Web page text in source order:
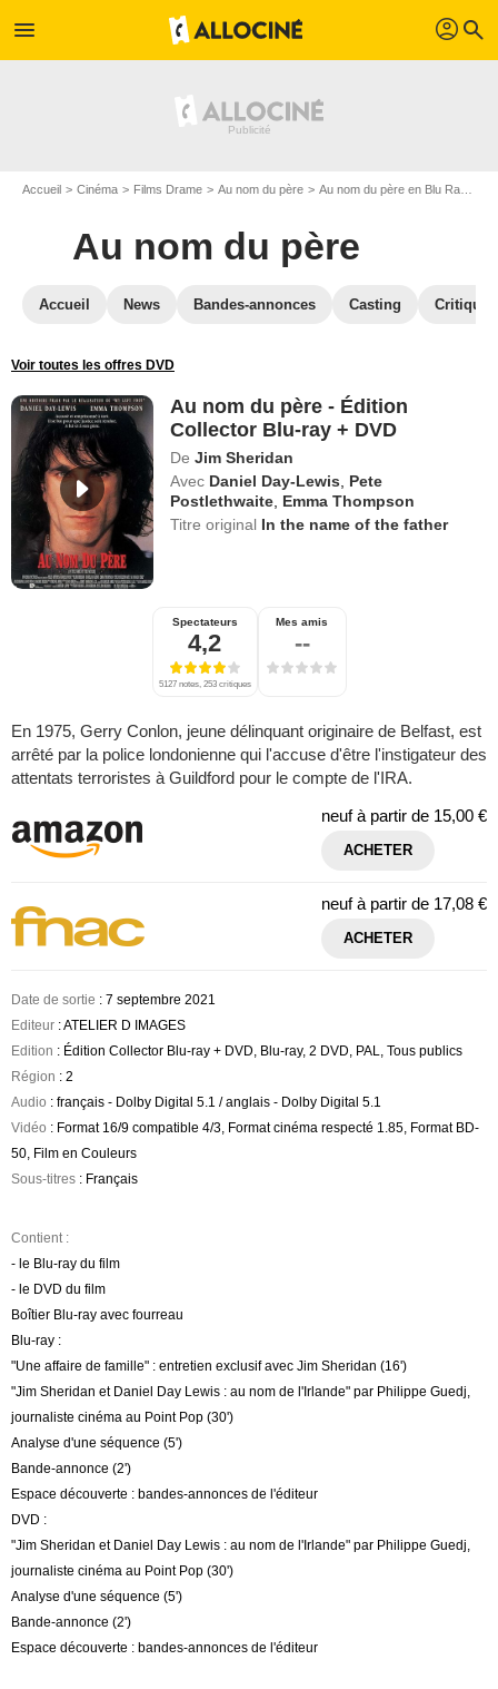
menu profil search
Accueil Cinéma Films Drame Au nom du père Au nom du père en Blu Ray
Au nom du père
Accueil News Bandes-annonces Casting
Voir toutes les offres DVD
Au nom du père - Édition
Collector Blu-ray + DVD
De Jim Sheridan
Avec Daniel Day-Lewis
Pete
Postlethwaite Emma Thompson
Titre original In the name of the father
Spectateurs
4,2
5127 notes, 253 critiques
Mes amis
--
En 1975, Gerry Conlon, jeune délinquant originaire de Belfast, est
arrêté par la police londonienne qui l'accuse d'être l'instigateur des
attentats terroristes à Guildford pour le compte de l'IRA.
neuf à partir de 15,00 €
ACHETER
neuf à partir de 17,08 €
ACHETER
Date de sortie : 7 septembre 2021
Editeur : ATELIER D IMAGES
Edition : Édition Collector Blu-ray + DVD, Blu-ray, 2 DVD, PAL, Tous publics
Région : 2
Audio : français - Dolby Digital 5.1 / anglais - Dolby Digital 5.1
Vidéo : Format 16/9 compatible 4/3, Format cinéma respecté 1.85, Format BD-
50, Film en Couleurs
Sous-titres : Français
Contient :
- le Blu-ray du film
- le DVD du film
Boîtier Blu-ray avec fourreau
Blu-ray :
"Une affaire de famille" : entretien exclusif avec Jim Sheridan (16')
"Jim Sheridan et Daniel Day Lewis : au nom de l'Irlande" par Philippe Guedj,
journaliste cinéma au Point Pop (30')
Analyse d'une séquence (5')
Bande-annonce (2')
Espace découverte : bandes-annonces de l'éditeur
DVD :
"Jim Sheridan et Daniel Day Lewis : au nom de l'Irlande" par Philippe Guedj,
journaliste cinéma au Point Pop (30')
Analyse d'une séquence (5')
Bande-annonce (2')
Espace découverte : bandes-annonces de l'éditeur